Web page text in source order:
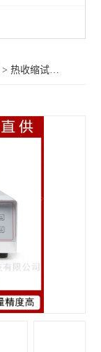
>热收缩试验测试仪